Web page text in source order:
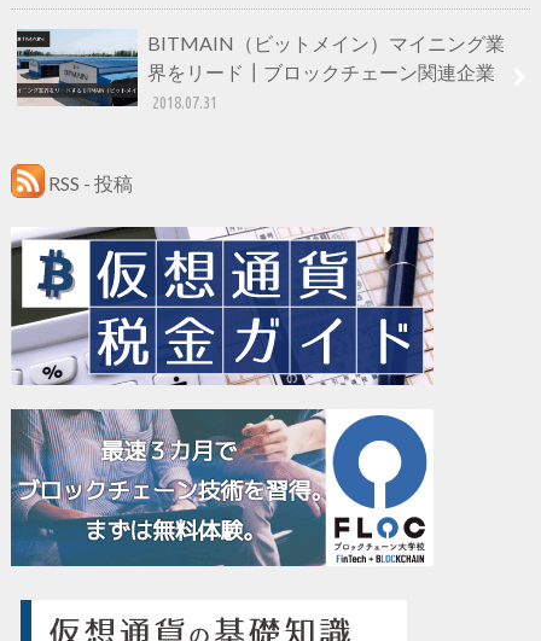
BITMAIN（ビットメイン）マイニング業
界をリード┃ブロックチェーン関連企業
2018.07.31
RSS - 投稿